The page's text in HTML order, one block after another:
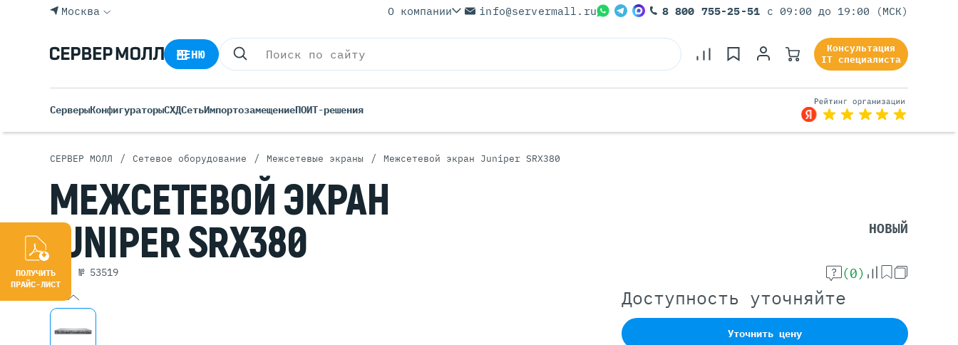
Rack Серверы
Tower Серверы
Российские Серверы
Б/У Серверы (Refurbished)
Серверы Huawei Atlas
Москва О компании info@servermall.ru 8 800 755-25-51 с 09:00 до 19:00 (МСК)
МЕНЮ
Консультация
IT специалиста
СерверыКонфигураторыСХДСетьИмпортозамещениеПОИТ-решения
СЕРВЕР МОЛЛ / Сетевое оборудование / Межсетевые экраны / Межсетевой экран Juniper SRX380
МЕЖСЕТЕВОЙЭКРАН
JUNIPER SRX380
арт. № 53519
НОВЫЙ
(0)
Доступность уточняйте
Уточнить цену
ПОЛУЧИТЬ
ПРАЙС-ЛИСТ